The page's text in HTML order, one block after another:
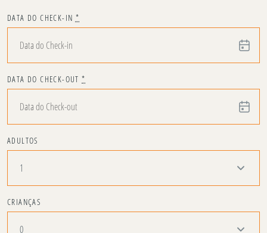
DATA DO CHECK-IN *
DATA DO CHECK-OUT*
ADULTOS
CRIANÇAS